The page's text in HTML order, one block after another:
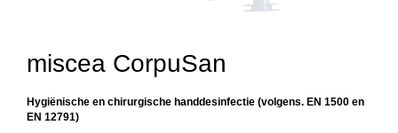
miscea CorpuSan
Hygiënische en chirurgische handdesinfectie (volgens. EN 1500 en
EN 12791)